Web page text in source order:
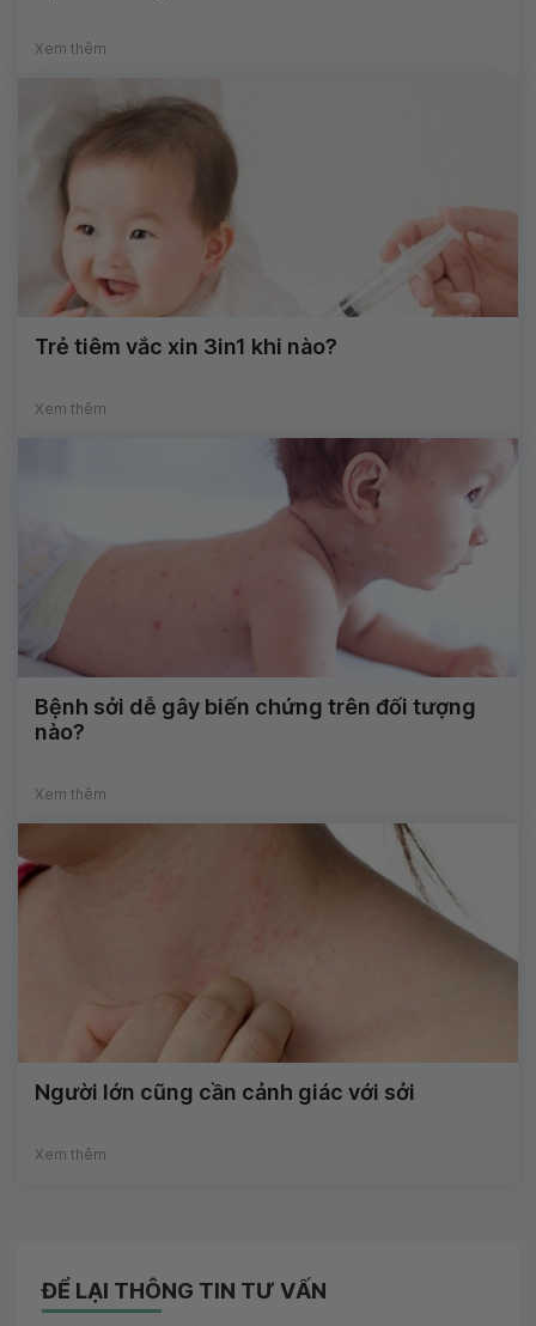
Xem thêm
Trẻ tiêm vắc xin 3in1 khi nào?
Xem thêm
Bệnh sởi dễ gây biến chứng trên đối tượng
nào?
Xem thêm
Người lớn cũng cần cảnh giác với sởi
Xem thêm
ĐỂ LẠI THÔNG TIN TƯ VẤN